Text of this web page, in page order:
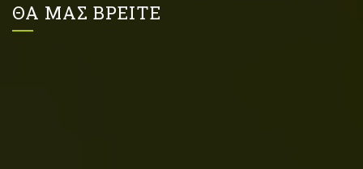
ΘΑ ΜΑΣ ΒΡΕΙΤΕ